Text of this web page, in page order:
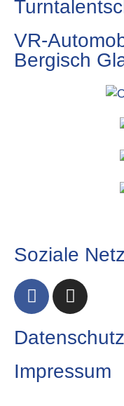
VR-
Bergisch
Soziale
Datenschutz
Impressum